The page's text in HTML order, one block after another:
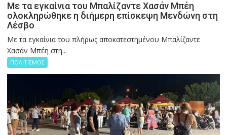
Με τα εγκαίνια του Μπαλίζαντε Χασάν Μπέη
ολοκληρώθηκε η διήμερη επίσκεψη Μενδώνη στη
Λέσβο
Με τα εγκαίνια του πλήρως αποκατεστημένου Μπαλίζαντε
Χασάν Μπέη στη...
ΠΟΛΙΤΙΣΜΟΣ